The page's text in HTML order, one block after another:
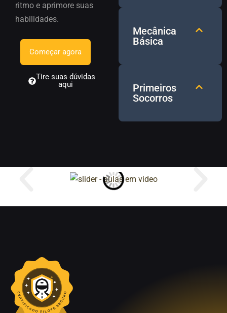
ritmo e aprimore suas
habilidades.
Começar agora
Tire suas dúvidas
aqui
Mecânica
Básica
Primeiros
Socorros